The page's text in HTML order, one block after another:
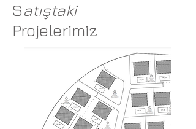
Satıştaki
Projelerimiz